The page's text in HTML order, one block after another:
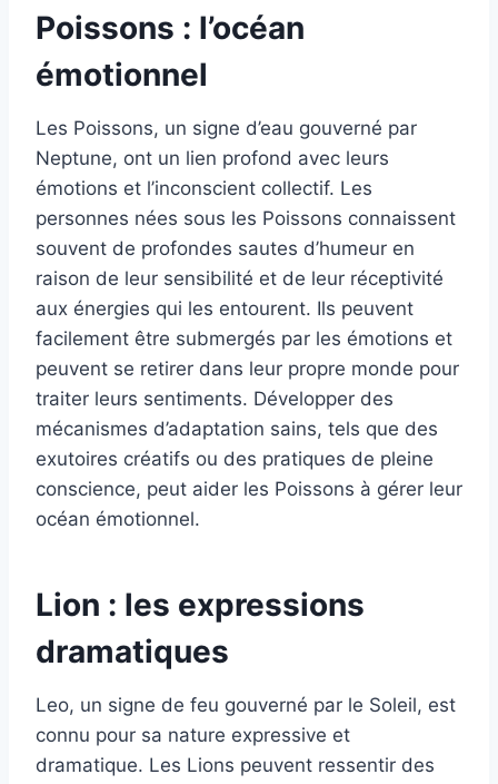
Poissons : l’océan
émotionnel
Les Poissons, un signe d’eau gouverné par
Neptune, ont un lien profond avec leurs
émotions et l’inconscient collectif. Les
personnes nées sous les Poissons connaissent
souvent de profondes sautes d’humeur en
raison de leur sensibilité et de leur réceptivité
aux énergies qui les entourent. Ils peuvent
facilement être submergés par les émotions et
peuvent se retirer dans leur propre monde pour
traiter leurs sentiments. Développer des
mécanismes d’adaptation sains, tels que des
exutoires créatifs ou des pratiques de pleine
conscience, peut aider les Poissons à gérer leur
océan émotionnel.
Lion : les expressions
dramatiques
Leo, un signe de feu gouverné par le Soleil, est
connu pour sa nature expressive et
dramatique. Les Lions peuvent ressentir des